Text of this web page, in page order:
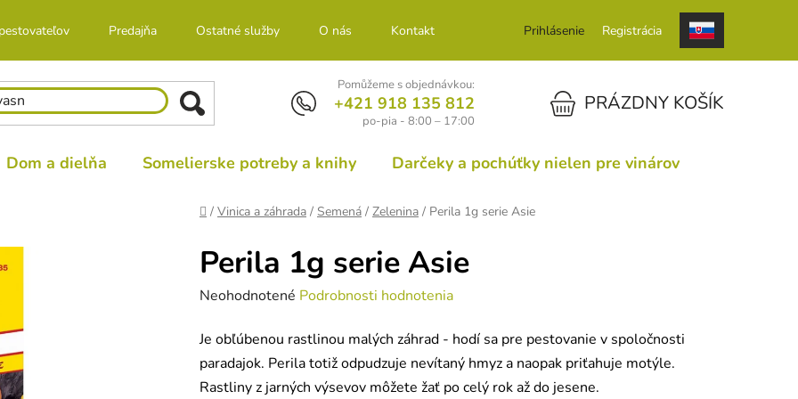
Predajňa Ostatné služby O nás Kontakt Prihlásenie Registrácia
Pomůžeme s objednávkou:
+421 918 135 812
po-pia - 8:00 – 17:00
NÁKUPNÝ KOŠÍKPRÁZDNY KOŠÍK
Dom a dielňa Somelierske potreby a knihy Darčeky a pochúťky nielen pre vinárov
Domov
/ Vinica a záhrada / Semená / Zelenina / Perila 1g serie Asie
Perila 1g serie Asie
Priemerné
produktu
je
0,0
Neohodnotené Podrobnosti hodnotenia
Je obľúbenou rastlinou malých záhrad - hodí sa pre pestovanie v spoločnosti
paradajok. Perila totiž odpudzuje nevítaný hmyz a naopak priťahuje motýle.
Rastliny z jarných výsevov môžete žať po celý rok až do jesene.